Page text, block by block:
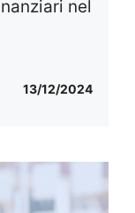
nel
13/12/2024